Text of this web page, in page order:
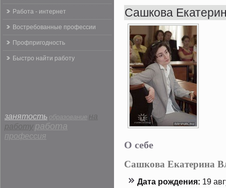
Работа - интернет
Востребованные профессии
Профпригодность
Быстро найти работу
занятость образование на
работу работа
профессия
Сашкова
О себе
Сашкова Екатерина
Дата рοждения: 19